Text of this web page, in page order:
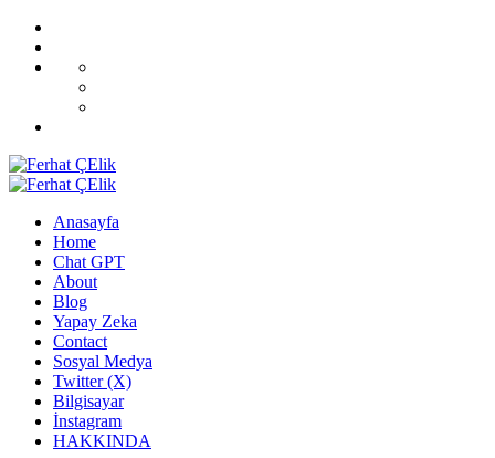
Skip
content
Demos
Primary
Anasayfa
Home
Chat GPT
About
Blog
Yapay Zeka
Contact
Sosyal Medya
Twitter (X)
Bilgisayar
İnstagram
HAKKINDA